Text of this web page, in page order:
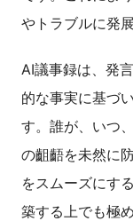
やトラブルに発
AI議事録は、発
的な事実に基づ
す。誰が、いつ
の齟齬を未然に
をスムーズにす
築する上でも極